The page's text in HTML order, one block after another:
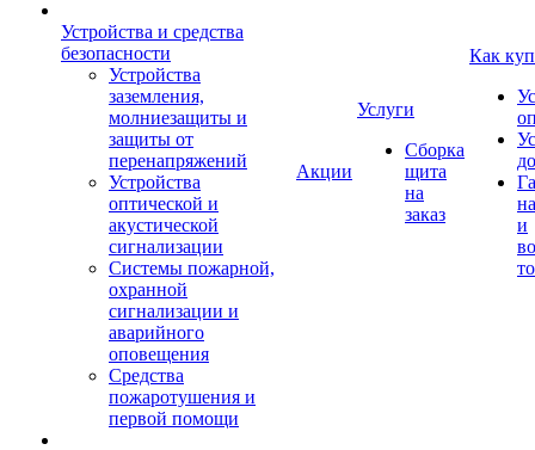
Устройства и средства
безопасности
Устройства
заземления,
молниезащиты и
защиты от
перенапряжений
Устройства
оптической и
акустической
сигнализации
Системы пожарной,
охранной
сигнализации и
аварийного
оповещения
Средства
пожаротушения и
первой помощи
Акции
Услуги
Сборка
щита
на
заказ
Как
и